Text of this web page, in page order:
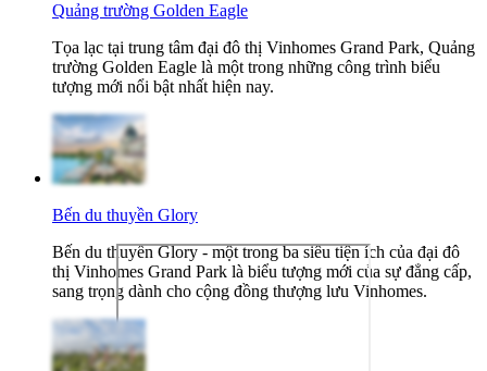
Quảng trường Golden Eagle
Tọa lạc tại trung tâm đại đô thị Vinhomes Grand Park, Quảng
trường Golden Eagle là một trong những công trình biểu
tượng mới nổi bật nhất hiện nay.
Bến du thuyền Glory
Bến du thuyền Glory - một trong ba siêu tiện ích của đại đô
thị Vinhomes Grand Park là biểu tượng mới của sự đẳng cấp,
sang trọng dành cho cộng đồng thượng lưu Vinhomes.